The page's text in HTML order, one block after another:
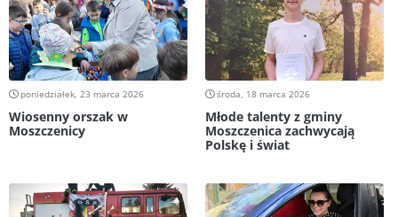
poniedziałek, 23 marca 2026
Wiosenny orszak w
Moszczenicy
środa, 18 marca 2026
Młode talenty z gminy
Moszczenica zachwycają
Polskę i świat